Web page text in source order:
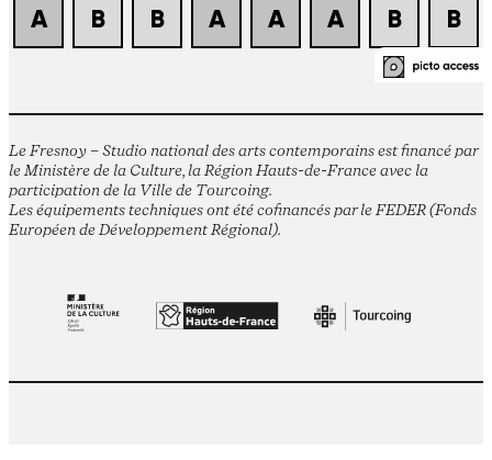
Le Fresnoy – Studio national des arts contemporains est financé par
le Ministère de la Culture, la Région Hauts-de-France avec la
participation de la Ville de Tourcoing.
Les équipements techniques ont été cofinancés par le FEDER (Fonds
Européen de Développement Régional).